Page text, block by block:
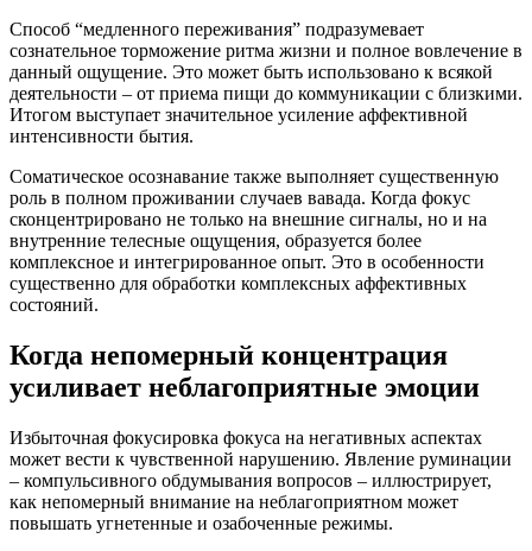
Способ “медленного переживания” подразумевает
сознательное торможение ритма жизни и полное вовлечение в
данный ощущение. Это может быть использовано к всякой
деятельности – от приема пищи до коммуникации с близкими.
Итогом выступает значительное усиление аффективной
интенсивности бытия.
Соматическое осознавание также выполняет существенную
роль в полном проживании случаев вавада. Когда фокус
сконцентрировано не только на внешние сигналы, но и на
внутренние телесные ощущения, образуется более
комплексное и интегрированное опыт. Это в особенности
существенно для обработки комплексных аффективных
состояний.
Когда непомерный концентрация
усиливает неблагоприятные эмоции
Избыточная фокусировка фокуса на негативных аспектах
может вести к чувственной нарушению. Явление руминации
– компульсивного обдумывания вопросов – иллюстрирует,
как непомерный внимание на неблагоприятном может
повышать угнетенные и озабоченные режимы.